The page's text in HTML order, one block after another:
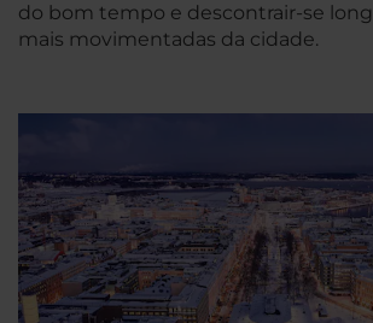
do bom tempo e descontrair-se
mais movimentadas da cidade.